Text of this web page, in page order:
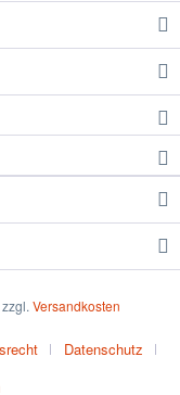
Versandkosten
Datenschutz